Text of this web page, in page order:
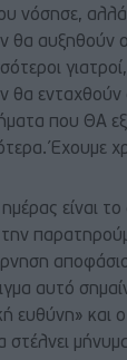
νόσησε,
θα αυξηθούν
θα
που ΘΑ
Έχουμε
είναι το
την
αυτό
ευθύνη» και
στέλνει